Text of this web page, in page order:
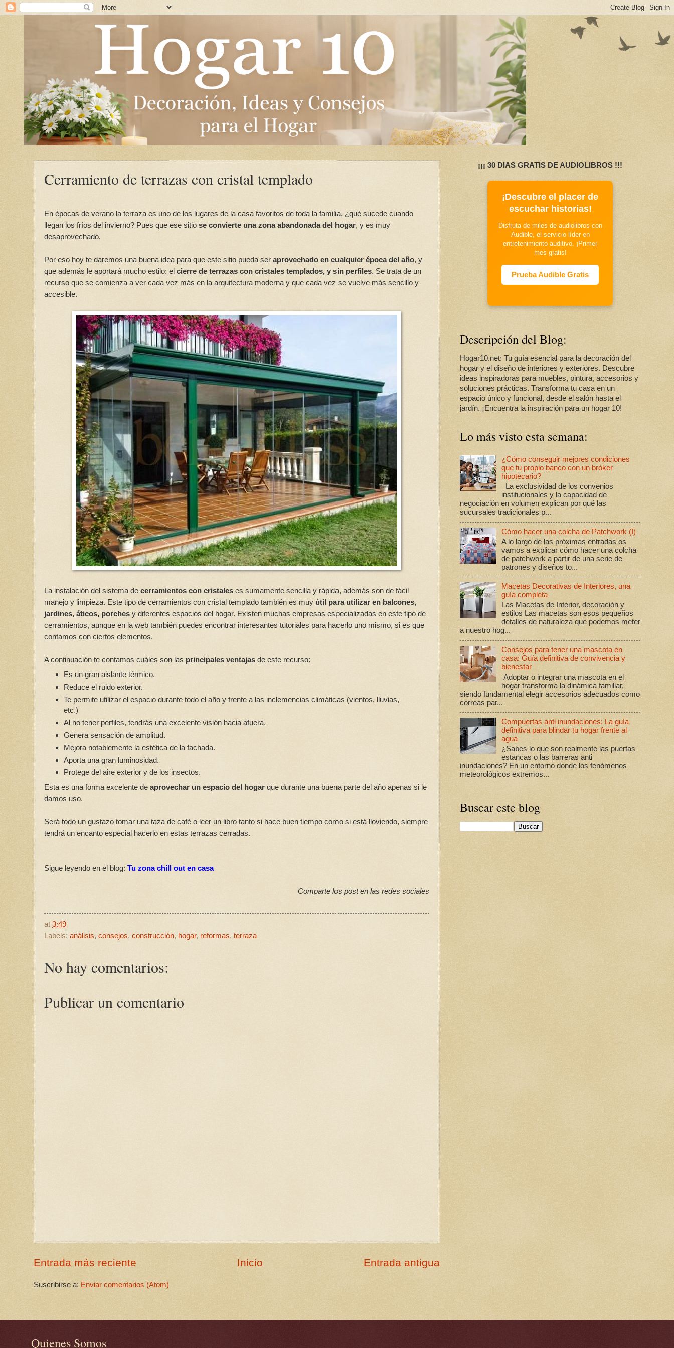
Cerramiento de terrazas con cristal templado
En épocas de verano la terraza es uno de los lugares de la casa favoritos de toda la familia, ¿qué sucede cuando
llegan los fríos del invierno? Pues que ese sitio se convierte una zona abandonada del hogar, y es muy
desaprovechado.
Por eso hoy te daremos una buena idea para que este sitio pueda ser aprovechado en cualquier época del año, y
que además le aportará mucho estilo: el cierre de terrazas con cristales templados, y sin perfiles. Se trata de un
recurso que se comienza a ver cada vez más en la arquitectura moderna y que cada vez se vuelve más sencillo y
accesible.
La instalación del sistema de cerramientos con cristales es sumamente sencilla y rápida, además son de fácil
manejo y limpieza. Este tipo de cerramientos con cristal templado también es muy útil para utilizar en balcones,
jardines, áticos, porches y diferentes espacios del hogar. Existen muchas empresas especializadas en este tipo de
cerramientos, aunque en la web también puedes encontrar interesantes tutoriales para hacerlo uno mismo, si es que
contamos con ciertos elementos.
A continuación te contamos cuáles son las principales ventajas de este recurso:
Es un gran aislante térmico.
Reduce el ruido exterior.
Te permite utilizar el espacio durante todo el año y frente a las inclemencias climáticas (vientos, lluvias,
etc.)
Al no tener perfiles, tendrás una excelente visión hacia afuera.
Genera sensación de amplitud.
Mejora notablemente la estética de la fachada.
Aporta una gran luminosidad.
Protege del aire exterior y de los insectos.
Esta es una forma excelente de aprovechar un espacio del hogar que durante una buena parte del año apenas si le
damos uso.
Será todo un gustazo tomar una taza de café o leer un libro tanto si hace buen tiempo como si está lloviendo, siempre
tendrá un encanto especial hacerlo en estas terrazas cerradas.
Sigue leyendo en el blog: Tu zona chill out en casa
Comparte los post en las redes sociales
at 3:49
Labels: análisis, consejos, construcción, hogar, reformas, terraza
No hay comentarios:
Publicar un comentario
Entrada más reciente Entrada antigua
Inicio
Suscribirse a: Enviar comentarios (Atom)
¡¡¡ 30 DIAS GRATIS DE AUDIOLIBROS !!!
¡Descubre el placer de
escuchar historias!
Disfruta de miles de audiolibros con
Audible, el servicio líder en
entretenimiento auditivo. ¡Primer
mes gratis!
Prueba Audible Gratis
Descripción del Blog:
Hogar10.net: Tu guía esencial para la decoración del
hogar y el diseño de interiores y exteriores. Descubre
ideas inspiradoras para muebles, pintura, accesorios y
soluciones prácticas. Transforma tu casa en un
espacio único y funcional, desde el salón hasta el
jardín. ¡Encuentra la inspiración para un hogar 10!
Lo más visto esta semana:
¿Cómo conseguir mejores condiciones
que tu propio banco con un bróker
hipotecario?
La exclusividad de los convenios
institucionales y la capacidad de
negociación en volumen explican por qué las
sucursales tradicionales p...
Cómo hacer una colcha de Patchwork (I)
A lo largo de las próximas entradas os
vamos a explicar cómo hacer una colcha
de patchwork a partir de una serie de
patrones y diseños to...
Macetas Decorativas de Interiores, una
guía completa
Las Macetas de Interior, decoración y
estilos Las macetas son esos pequeños
detalles de naturaleza que podemos meter
a nuestro hog...
Consejos para tener una mascota en
casa: Guía definitiva de convivencia y
bienestar
Adoptar o integrar una mascota en el
hogar transforma la dinámica familiar,
siendo fundamental elegir accesorios adecuados como
correas par...
Compuertas anti inundaciones: La guía
definitiva para blindar tu hogar frente al
agua
¿Sabes lo que son realmente las puertas
estancas o las barreras anti
inundaciones? En un entorno donde los fenómenos
meteorológicos extremos...
Buscar este blog
Quienes Somos